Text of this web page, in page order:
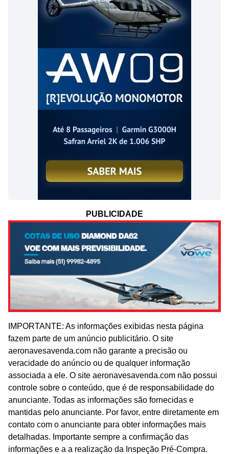
PUBLICIDADE
IMPORTANTE: As informações exibidas nesta página
fazem parte de um anúncio publicitário. O site
aeronavesavenda.com não garante a precisão ou
veracidade do anúncio ou de qualquer informação
associada a ele. O site aeronavesavenda.com não possui
controle sobre o conteúdo, que é de responsabilidade do
anunciante. Todas as informações são fornecidas e
mantidas pelo anunciante. Por favor, entre diretamente em
contato com o anunciante para obter informações mais
detalhadas. Importante sempre a confirmação das
informações e a a realização da Inspeção Pré-Compra.